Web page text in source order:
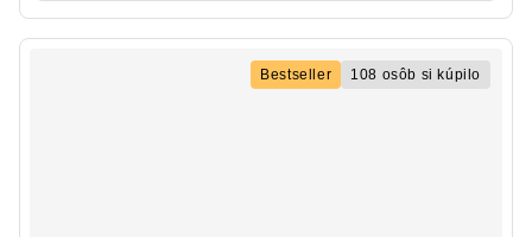
Bestseller 108 osôb si kúpilo